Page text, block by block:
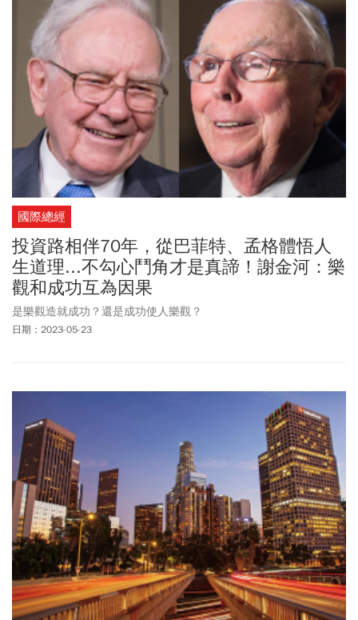
國際總經
投資路相伴70年，從巴菲特、孟格體悟人
生道理...不勾心鬥角才是真諦！謝金河：樂
觀和成功互為因果
是樂觀造就成功？還是成功使人樂觀？
日期：2023-05-23